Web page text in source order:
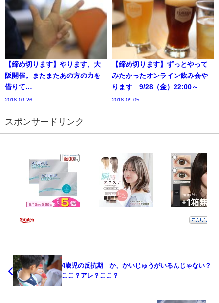
【締め切ります】やります、大
阪開催。またまたあの方の力を
借りて…
2018-09-26
【締め切ります】ずっとやって
みたかったオンライン飲み会や
ります 9/28（金）22:00～
2018-09-05
スポンサードリンク
4歳児の反抗期 か、かいじゅうがいるんじゃない？
ここ？アレ？ここ？